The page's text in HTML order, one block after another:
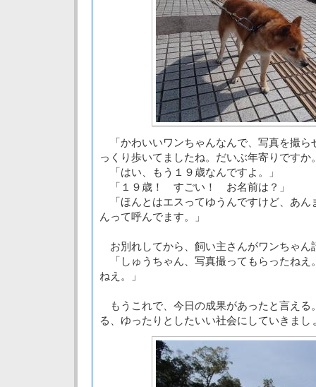
「かわいいワンちゃんなんで、写真を撮ら
っくり歩いてましたね。だいぶ年寄りですか
「はい、もう１９歳なんですよ。」
「１９歳！ すごい！ お名前は？」
「ほんとはエスってゆうんですけど、あん
んって呼んでます。」
お別れしてから、飼い主さんがワンちゃん
「しゅうちゃん、写真撮ってもらったねえ
ねえ。」
もうこれで、今日の成果があったと言える
る、ゆったりとしたいい社会にしていきまし